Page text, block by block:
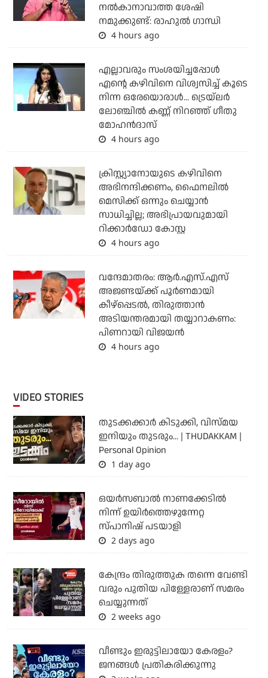
നല്‍കാനാവാത്ത ശേഷി
നമുക്കുണ്ട്: രാഹുല്‍ ഗാന്ധി
4 hours ago
എല്ലാവരും സംശയിച്ചപ്പോള്‍
എന്റെ കഴിവിനെ വിശ്വസിച്ച് കൂടെ
നിന്ന ഒരേയൊരാള്‍... ട്രെയ്‌ലര്‍
ലോഞ്ചില്‍ കണ്ണ് നിറഞ്ഞ് ഗീതു
മോഹന്‍ദാസ്
4 hours ago
ക്രിസ്റ്റ്യാനോയുടെ കഴിവിനെ
അഭിനന്ദിക്കണം, ഫൈനലില്‍
മെസിക്ക് ഒന്നും ചെയ്യാന്‍
സാധിച്ചില്ല; അഭിപ്രായവുമായി
റിക്കാര്‍ഡോ കോസ്റ്റ
4 hours ago
വന്ദേമാതരം: ആര്‍.എസ്.എസ്
അജണ്ടയ്ക്ക് പൂര്‍ണമായി
കീഴ്‌പ്പെടല്‍, തിരുത്താന്‍
അടിയന്തരമായി തയ്യാറാകണം:
പിണറായി വിജയന്‍
4 hours ago
VIDEO STORIES
തുടക്കക്കാര്‍ കിടുക്കി, വിസ്മയ
ഇനിയും തുടരും... | THUDAKKAM |
Personal Opinion
1 day ago
ഒയര്‍സബാൽ നാണക്കേടിൽ
നിന്ന് ഉയിർത്തെഴുന്നേറ്റ
സ്പാനിഷ് പടയാളി
2 days ago
കേന്ദ്രം തിരുത്തുക തന്നെ വേണ്ടി
വരും പുതിയ പിള്ളേരാണ് സമരം
ചെയ്യുന്നത്
2 weeks ago
വീണ്ടും ഇരുട്ടിലായോ കേരളം?
ജനങ്ങൾ പ്രതികരിക്കുന്നു